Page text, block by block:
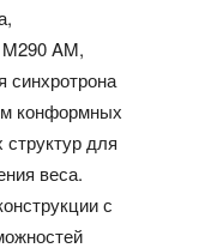
AM,
синхротрона
конформных
для
веса.
с